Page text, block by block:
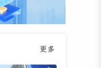
更多